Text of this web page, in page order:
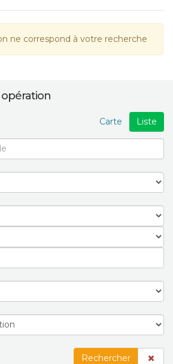
ne correspond à votre recherche
Liste
Carte
Rechercher